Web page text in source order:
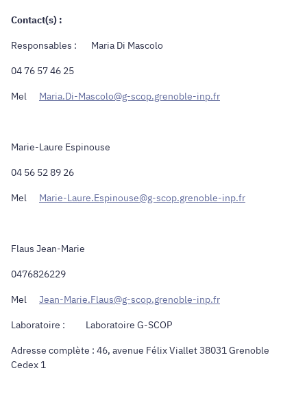
Contact(s) :
Responsables : Maria Di Mascolo
04 76 57 46 25
Mel Maria.Di-Mascolo@g-scop.grenoble-inp.fr
Marie-Laure Espinouse
04 56 52 89 26
Mel Marie-Laure.Espinouse@g-scop.grenoble-inp.fr
Flaus Jean-Marie
0476826229
Mel Jean-Marie.Flaus@g-scop.grenoble-inp.fr
Laboratoire : Laboratoire G-SCOP
Adresse complète : 46, avenue Félix Viallet 38031 Grenoble
Cedex 1